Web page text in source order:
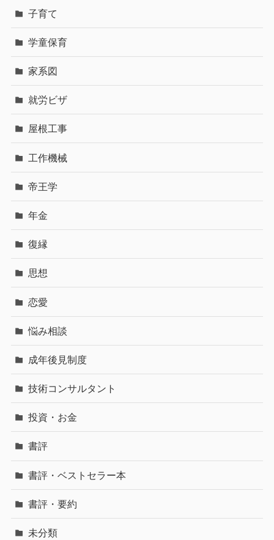
子育て
学童保育
家系図
就労ビザ
屋根工事
工作機械
帝王学
年金
復縁
思想
恋愛
悩み相談
成年後見制度
技術コンサルタント
投資・お金
書評
書評・ベストセラー本
書評・要約
未分類